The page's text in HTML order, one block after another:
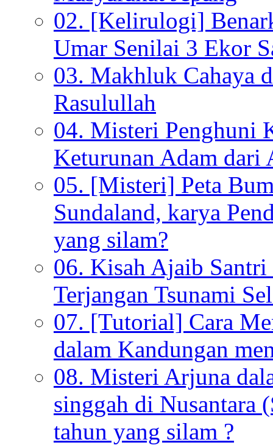
02. [Kelirulogi]
Umar Senilai 3 Ekor
03. Makhluk Cahaya
Rasulullah
04. Misteri Penghuni
Keturunan Adam dari
05. [Misteri] Peta
Sundaland, karya
yang silam?
06. Kisah Ajaib
Terjangan Tsunami
07. [Tutorial] Cara
dalam Kandungan
08. Misteri Arjuna
singgah di Nusantara
tahun yang silam ?